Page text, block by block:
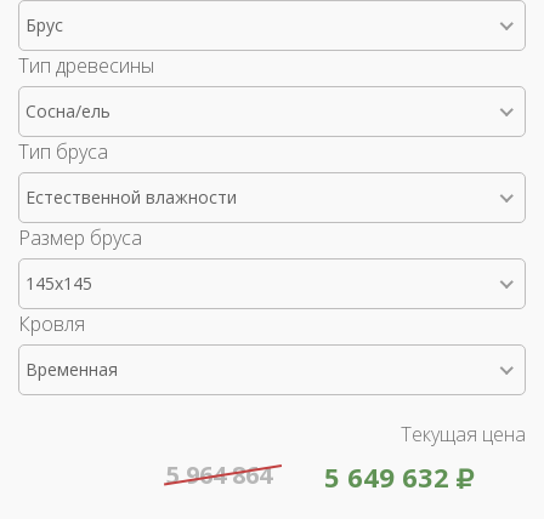
Брус
Тип древесины
Сосна/ель
Тип бруса
Естественной влажности
Размер бруса
145x145
Кровля
Временная
Текущая цена
5 649 632
5 964 864